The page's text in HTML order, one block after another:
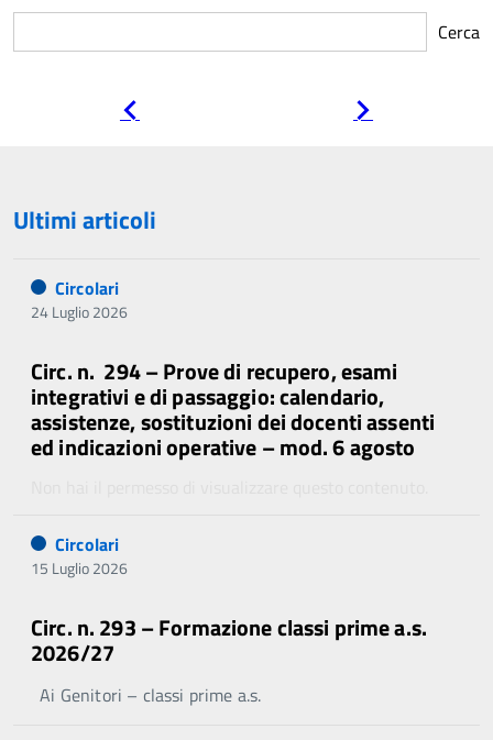
Cerca
Ultimi articoli
Circolari
24 Luglio 2026
Circ. n. 294 – Prove di recupero, esami
integrativi e di passaggio: calendario,
assistenze, sostituzioni dei docenti assenti
ed indicazioni operative – mod. 6 agosto
Circolari
15 Luglio 2026
Circ. n. 293 – Formazione classi prime a.s.
2026/27
Ai Genitori – classi prime a.s.